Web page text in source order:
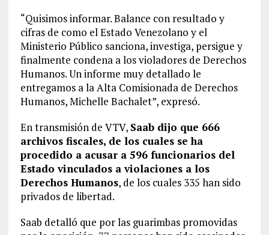
“Quisimos informar. Balance con resultado y
cifras de como el Estado Venezolano y el
Ministerio Público sanciona, investiga, persigue y
finalmente condena a los violadores de Derechos
Humanos. Un informe muy detallado le
entregamos a la Alta Comisionada de Derechos
Humanos, Michelle Bachalet”, expresó.
En transmisión de VTV, Saab dijo que 666
archivos fiscales, de los cuales se ha
procedido a acusar a 596 funcionarios del
Estado vinculados a violaciones a los
Derechos Humanos, de los cuales 335 han sido
privados de libertad.
Saab detalló que por las guarimbas promovidas